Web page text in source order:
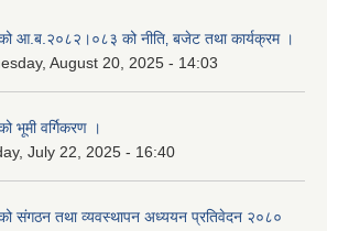
आ.ब.२०८२।०८३ को नीति‚ बजेट तथा कार्यक्रम ।
August 20, 2025 - 14:03
भूमी वर्गिकरण ।
July 22, 2025 - 16:40
संगठन तथा व्यवस्थापन अध्ययन प्रतिवेदन २०८०